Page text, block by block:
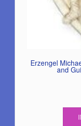
Erzengel
and